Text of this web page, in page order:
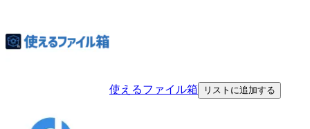
使えるファイル箱 リストに追加する